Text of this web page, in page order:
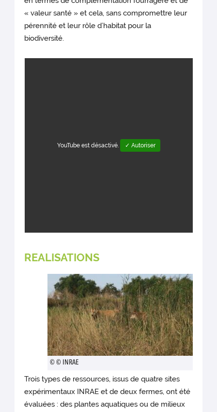
« valeur santé » et cela, sans compromettre leur
pérennité et leur rôle d’habitat pour la
biodiversité.
YouTube est désactivé. ✓ Autoriser
REALISATIONS
© © INRAE
Trois types de ressources, issus de quatre sites
expérimentaux INRAE et de deux fermes, ont été
évaluées : des plantes aquatiques ou de milieux